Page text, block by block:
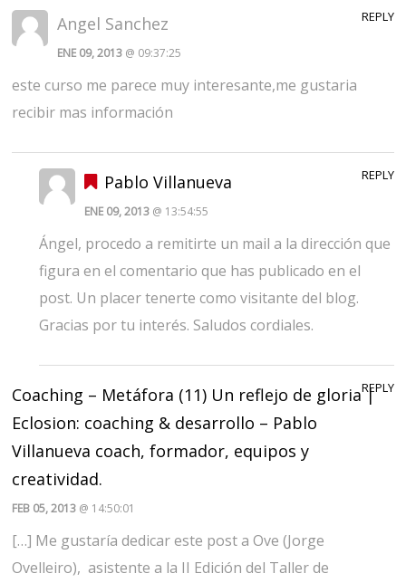
Angel Sanchez
ENE 09, 2013 @ 09:37:25
este curso me parece muy interesante,me gustaria
recibir mas información
REPLY
Pablo Villanueva
ENE 09, 2013 @ 13:54:55
Ángel, procedo a remitirte un mail a la dirección que
figura en el comentario que has publicado en el
post. Un placer tenerte como visitante del blog.
Gracias por tu interés. Saludos cordiales.
REPLY
Coaching – Metáfora (11) Un reflejo de gloria |
Eclosion: coaching & desarrollo – Pablo
Villanueva coach, formador, equipos y
creatividad.
FEB 05, 2013 @ 14:50:01
[…] Me gustaría dedicar este post a Ove (Jorge
Ovelleiro), asistente a la II Edición del Taller de
REPLY